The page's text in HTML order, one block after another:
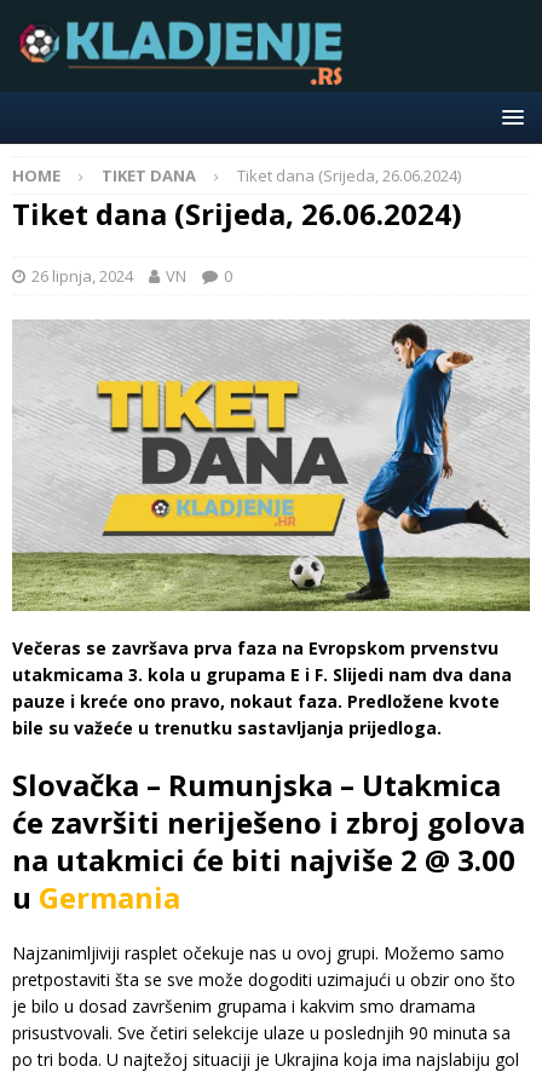
HOME TIKET DANA Tiket dana (Srijeda, 26.06.2024)
Tiket dana (Srijeda, 26.06.2024)
26 lipnja, 2024 VN 0
Večeras se završava prva faza na Evropskom prvenstvu
utakmicama 3. kola u grupama E i F. Slijedi nam dva dana
pauze i kreće ono pravo, nokaut faza. Predložene kvote
bile su važeće u trenutku sastavljanja prijedloga.
Slovačka – Rumunjska – Utakmica
će završiti neriješeno i zbroj golova
na utakmici će biti najviše 2 @ 3.00
u Germania
Najzanimljiviji rasplet očekuje nas u ovoj grupi. Možemo samo
pretpostaviti šta se sve može dogoditi uzimajući u obzir ono što
je bilo u dosad završenim grupama i kakvim smo dramama
prisustvovali. Sve četiri selekcije ulaze u poslednjih 90 minuta sa
po tri boda. U najtežoj situaciji je Ukrajina koja ima najslabiju gol